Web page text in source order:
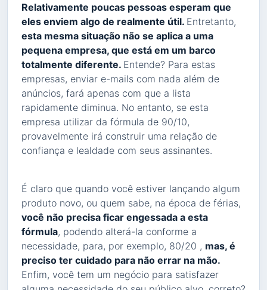
Relativamente poucas pessoas esperam que
eles enviem algo de realmente útil. Entretanto,
esta mesma situação não se aplica a uma
pequena empresa, que está em um barco
totalmente diferente. Entende? Para estas
empresas, enviar e-mails com nada além de
anúncios, fará apenas com que a lista
rapidamente diminua. No entanto, se esta
empresa utilizar da fórmula de 90/10,
provavelmente irá construir uma relação de
confiança e lealdade com seus assinantes.
É claro que quando você estiver lançando algum
produto novo, ou quem sabe, na época de férias,
você não precisa ficar engessada a esta
fórmula, podendo alterá-la conforme a
necessidade, para, por exemplo, 80/20 , mas, é
preciso ter cuidado para não errar na mão.
Enfim, você tem um negócio para satisfazer